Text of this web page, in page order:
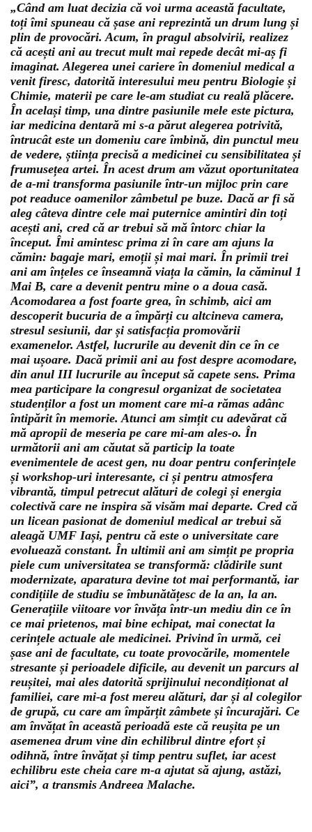
„Când am luat decizia că voi urma această facultate,
toți îmi spuneau că șase ani reprezintă un drum lung și
plin de provocări. Acum, în pragul absolvirii, realizez
că acești ani au trecut mult mai repede decât mi-aș fi
imaginat. Alegerea unei cariere în domeniul medical a
venit firesc, datorită interesului meu pentru Biologie și
Chimie, materii pe care le-am studiat cu reală plăcere.
În același timp, una dintre pasiunile mele este pictura,
iar medicina dentară mi s-a părut alegerea potrivită,
întrucât este un domeniu care îmbină, din punctul meu
de vedere, știința precisă a medicinei cu sensibilitatea și
frumusețea artei. În acest drum am văzut oportunitatea
de a-mi transforma pasiunile într-un mijloc prin care
pot readuce oamenilor zâmbetul pe buze. Dacă ar fi să
aleg câteva dintre cele mai puternice amintiri din toți
acești ani, cred că ar trebui să mă întorc chiar la
început. Îmi amintesc prima zi în care am ajuns la
cămin: bagaje mari, emoții și mai mari. În primii trei
ani am înțeles ce înseamnă viața la cămin, la căminul 1
Mai B, care a devenit pentru mine o a doua casă.
Acomodarea a fost foarte grea, în schimb, aici am
descoperit bucuria de a împărți cu altcineva camera,
stresul sesiunii, dar și satisfacția promovării
examenelor. Astfel, lucrurile au devenit din ce în ce
mai ușoare. Dacă primii ani au fost despre acomodare,
din anul III lucrurile au început să capete sens. Prima
mea participare la congresul organizat de societatea
studenților a fost un moment care mi-a rămas adânc
întipărit în memorie. Atunci am simțit cu adevărat că
mă apropii de meseria pe care mi-am ales-o. În
următorii ani am căutat să particip la toate
evenimentele de acest gen, nu doar pentru conferințele
și workshop-uri interesante, ci și pentru atmosfera
vibrantă, timpul petrecut alături de colegi și energia
colectivă care ne inspira să visăm mai departe. Cred că
un licean pasionat de domeniul medical ar trebui să
aleagă UMF Iași, pentru că este o universitate care
evoluează constant. În ultimii ani am simțit pe propria
piele cum universitatea se transformă: clădirile sunt
modernizate, aparatura devine tot mai performantă, iar
condițiile de studiu se îmbunătățesc de la an, la an.
Generațiile viitoare vor învăța într-un mediu din ce în
ce mai prietenos, mai bine echipat, mai conectat la
cerințele actuale ale medicinei. Privind în urmă, cei
șase ani de facultate, cu toate provocările, momentele
stresante și perioadele dificile, au devenit un parcurs al
reușitei, mai ales datorită sprijinului necondiționat al
familiei, care mi-a fost mereu alături, dar și al colegilor
de grupă, cu care am împărțit zâmbete și încurajări. Ce
am învățat în această perioadă este că reușita pe un
asemenea drum vine din echilibrul dintre efort și
odihnă, între învățat și timp pentru suflet, iar acest
echilibru este cheia care m-a ajutat să ajung, astăzi,
aici”, a transmis Andreea Malache.